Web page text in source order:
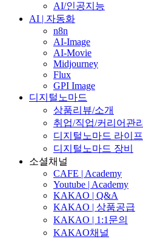
AI/인공지능
AI | 자동화
n8n
AI-Image
AI-Movie
Midjourney
Flux
GPI Image
디지털노마드
상품리뷰/소개
취업/직업/커리어관리
디지털노마드 라이프
디지털노마드 장비
소셜채널
CAFE | Academy
Youtube | Academy
KAKAO | Q&A
KAKAO | 상품공급
KAKAO | 1:1문의
KAKAO채널